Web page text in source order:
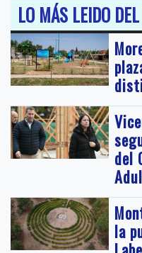
LO MÁS LEIDO
del
la